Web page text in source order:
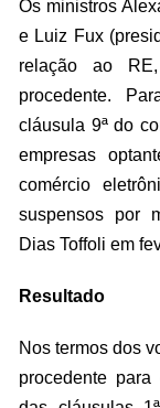
Os ministros
e Luiz Fux
relação ao
procedente.
cláusula 9ª do
empresas
comércio
suspensos por
Dias Toffoli em
Resultado
Nos termos dos
procedente para